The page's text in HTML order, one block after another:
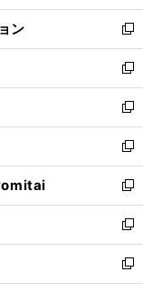
開
く
ウ
で
開
く
ン
ド
ウ
で
開
く
ウ
ィ
ン
ド
ウ
で
開
く
ン
新
し
い
ウ
ィ
ン
ド
ウ
で
開
く
新
し
い
ウ
ィ
ン
ド
ウ
で
開
く
新
し
い
ウ
ィ
ン
ド
ウ
で
開
新
し
い
ウ
ィ
ン
ド
ウ
新
し
い
ウ
ィ
ン
新
し
い
ウ
新
し